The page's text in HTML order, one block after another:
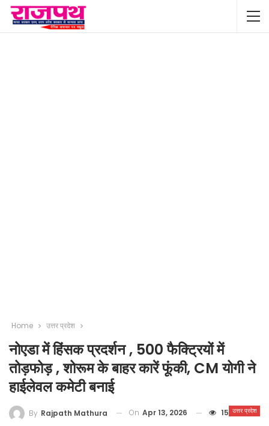
Home उत्तर प्रदेश
नोएडा में हिंसक प्रदर्शन , 500 फैक्ट्रियों में
तोड़फोड़ , शोरूम के बाहर कारें फूंकी, CM योगी ने
हाईलेवल कमेटी बनाई
उत्तर प्रदेश
By Rajpath Mathura On Apr 13, 2026 15